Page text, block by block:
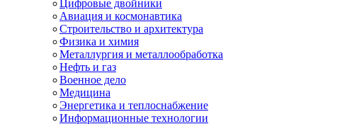
Цифровые двойники
Авиация и космонавтика
Строительство и архитектура
Физика и химия
Металлургия и металлообработка
Нефть и газ
Военное дело
Медицина
Энергетика и теплоснабжение
Информационные технологии